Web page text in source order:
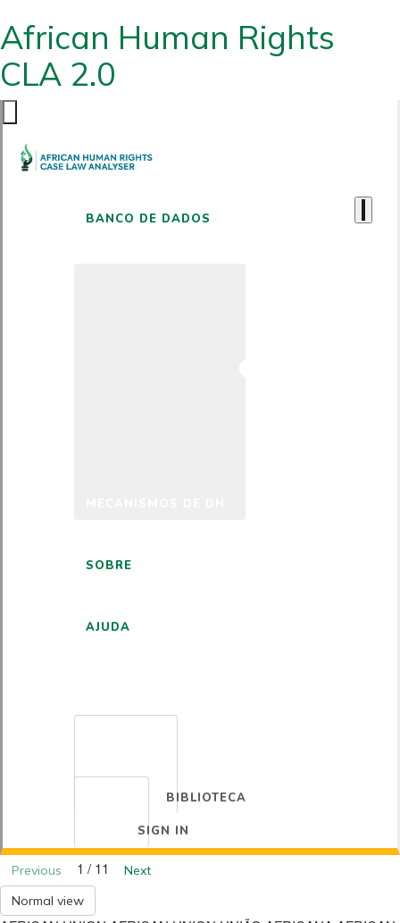
African Human Rights
CLA 2.0
BANCO DE DADOS
SOBRE
AJUDA
BIBLIOTECA
SIGN IN
Previous 1 / 11
Next
Normal view